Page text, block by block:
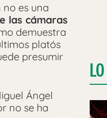
es una
las cámaras
demuestra
platós
presumir
Ángel
no se ha